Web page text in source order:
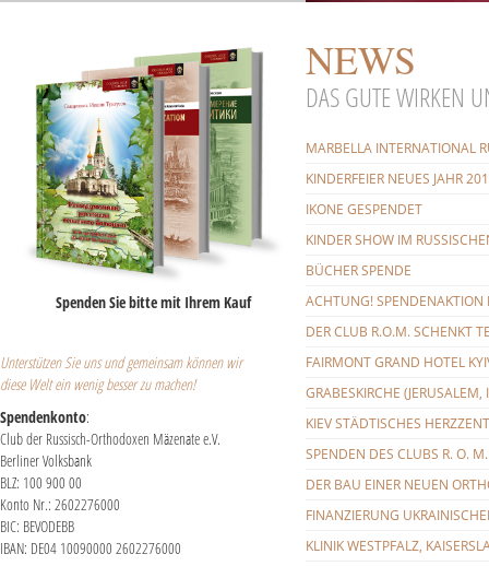
Spenden Sie bitte mit Ihrem Kauf
Unterstützen Sie uns und gemeinsam können wir
diese Welt ein wenig besser zu machen!
Spendenkonto:
Club der Russisch-Orthodoxen Mäzenate e.V.
Berliner Volksbank
BLZ: 100 900 00
Konto Nr.: 2602276000
BIC: BEVODEBB
IBAN: DE04 10090000 2602276000
NEWS
DAS GUTE WIRKEN
MARBELLA INTERNATIONAL
KINDERFEIER NEUES JAHR
IKONE GESPENDET
KINDER SHOW IM
BÜCHER SPENDE
ACHTUNG! SPENDENAKTION
DER CLUB R.O.M. SCHENKT
FAIRMONT GRAND HOTEL
GRABESKIRCHE (JERUSALEM,
KIEV STÄDTISCHES
SPENDEN DES CLUBS R. O.
DER BAU EINER NEUEN
FINANZIERUNG
KLINIK WESTPFALZ,